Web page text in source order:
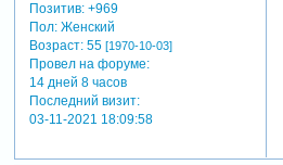
Позитив: +969
Пол:Женский
Возраст:55 [1970-10-03]
Провел на форуме:
14 дней 8 часов
Последний визит:
03-11-2021 18:09:58